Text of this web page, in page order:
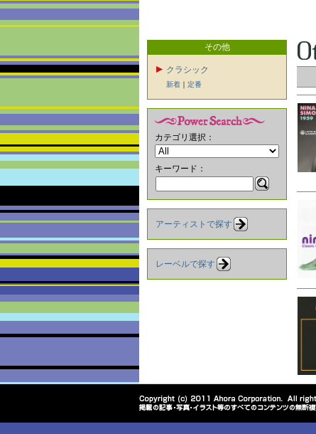
その他
クラシック
新着 ｜ 定番
カテゴリ選択：
キーワード：
アーティストで探す
レーベルで探す